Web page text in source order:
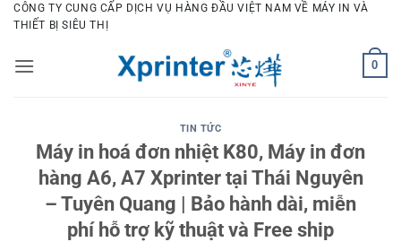
Bỏ
qua
dung
CÔNG TY CUNG CẤP DỊCH VỤ HÀNG ĐẦU VIỆT NAM VỀ MÁY IN VÀ
THIẾT BỊ SIÊU THỊ
0
TIN TỨC
Máy in hoá đơn nhiệt K80, Máy in đơn
hàng A6, A7 Xprinter tại Thái Nguyên
– Tuyên Quang | Bảo hành dài, miễn
phí hỗ trợ kỹ thuật và Free ship